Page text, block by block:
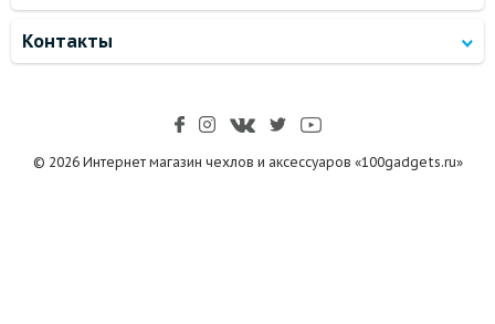
Контакты
© 2026 Интернет магазин чехлов и аксессуаров «100gadgets.ru»